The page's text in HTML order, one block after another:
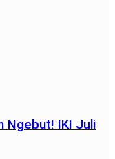
Ngebut! IKI Juli